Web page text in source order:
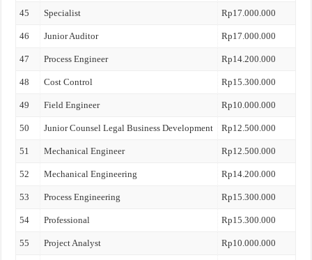
45 Specialist Rp17.000.000
46 Junior Auditor Rp17.000.000
47 Process Engineer Rp14.200.000
48 Cost Control Rp15.300.000
49 Field Engineer Rp10.000.000
50 Junior Counsel Legal Business Development Rp12.500.000
51 Mechanical Engineer Rp12.500.000
52 Mechanical Engineering Rp14.200.000
53 Process Engineering Rp15.300.000
54 Professional Rp15.300.000
55 Project Analyst Rp10.000.000